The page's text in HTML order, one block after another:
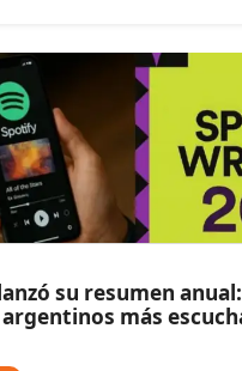
su resumen
más